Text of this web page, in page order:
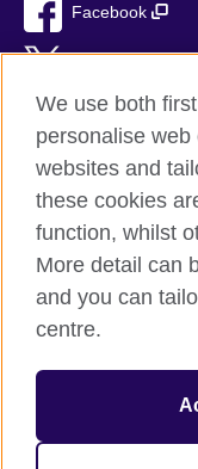
Facebook
TikTok
British Council ve světě
Ochrana soukromí a
Soubory cookie
Sitemap
© 2026 British Council
We use both
personalise
websites and
these cookies
function, whilst
More detail can
and you can
centre.